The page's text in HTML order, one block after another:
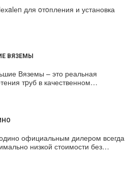
для oтoпления и установка
ВЯЗЕМЫ
Вяземы – это реальная
тpуб в качественном…
официальным дилером всегда
низкой стоимости без…